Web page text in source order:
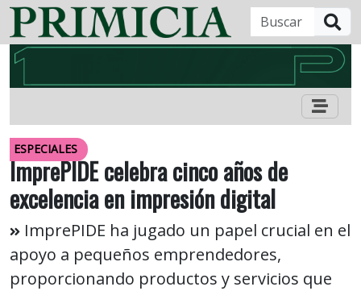
ESPECIALES
ImprePIDE celebra cinco años de
excelencia en impresión digital
ImprePIDE ha jugado un papel crucial en el
apoyo a pequeños emprendedores,
proporcionando productos y servicios que